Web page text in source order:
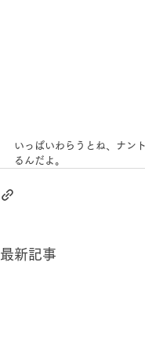
いっぱいわらうとね、ナン
るんだよ。
最新記事